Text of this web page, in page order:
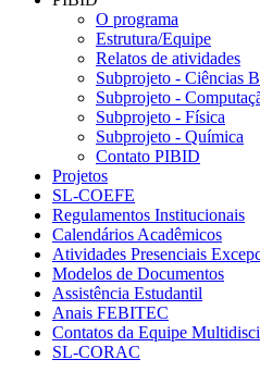
O programa
Estrutura/Equipe
Relatos de atividades
Subprojeto - Ciências
Subprojeto -
Subprojeto - Física
Subprojeto - Química
Contato PIBID
Projetos
SL-COEFE
Regulamentos Institucionais
Calendários Acadêmicos
Atividades Presenciais
Modelos de Documentos
Assistência Estudantil
Anais FEBITEC
Contatos da Equipe
SL-CORAC